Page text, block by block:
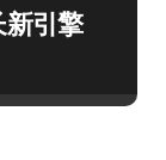
引擎